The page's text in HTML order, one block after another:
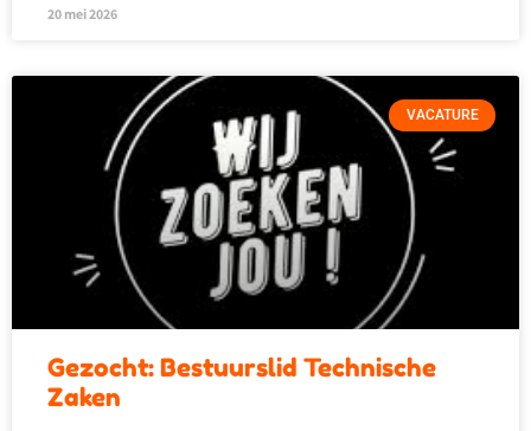
20 mei 2026
VACATURE
Gezocht: Bestuurslid Technische
Zaken